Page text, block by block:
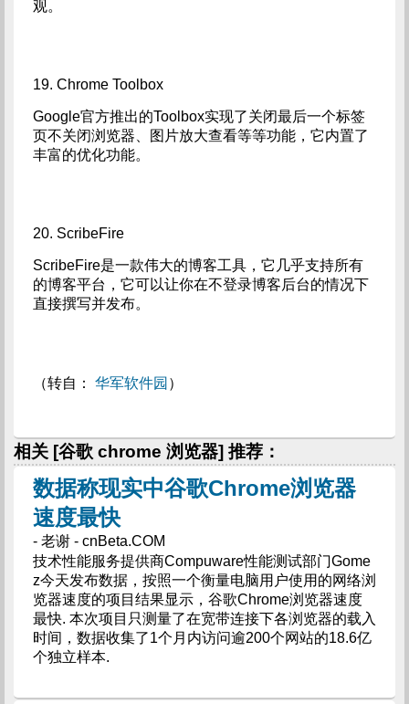
观。
19. Chrome Toolbox
Google官方推出的Toolbox实现了关闭最后一个标签
页不关闭浏览器、图片放大查看等等功能，它内置了
丰富的优化功能。
20. ScribeFire
ScribeFire是一款伟大的博客工具，它几乎支持所有
的博客平台，它可以让你在不登录博客后台的情况下
直接撰写并发布。
（转自： 华军软件园 ）
相关 [谷歌 chrome 浏览器] 推荐：
数据称现实中谷歌Chrome浏览器
速度最快
- 老谢 - cnBeta.COM
技术性能服务提供商Compuware性能测试部门Gome
z今天发布数据，按照一个衡量电脑用户使用的网络浏
览器速度的项目结果显示，谷歌Chrome浏览器速度
最快. 本次项目只测量了在宽带连接下各浏览器的载入
时间，数据收集了1个月内访问逾200个网站的18.6亿
个独立样本.